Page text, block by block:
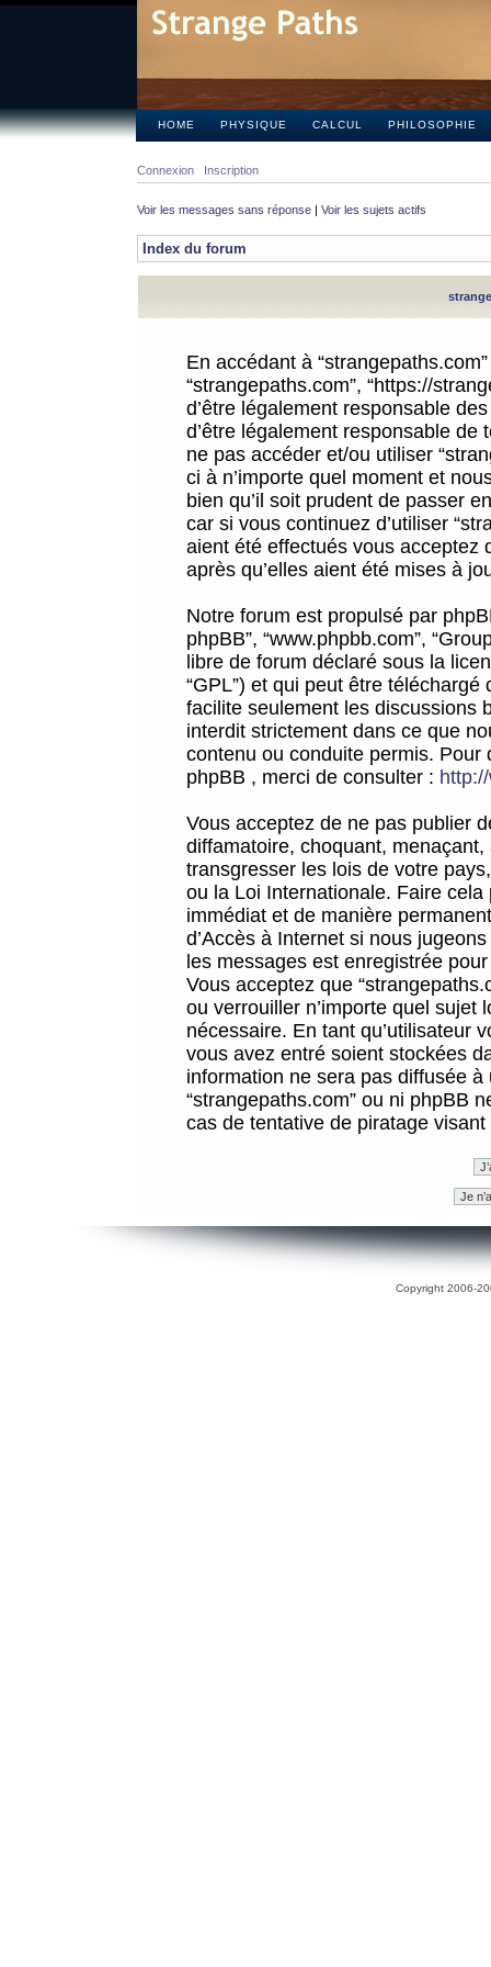
HOME PHYSIQUE CALCUL PHILOSOPHIE
Connexion Inscription
Voir les messages sans réponse | Voir les sujets actifs
Index du forum
En accédant à
“strangepaths.com”, “https://
d’être légalement responsable
d’être légalement responsable
ne pas accéder et/ou utiliser
ci à n’importe quel moment et
bien qu’il soit prudent de passer
car si vous continuez d’utiliser
aient été effectués vous acceptez
après qu’elles aient été mises à
Notre forum est propulsé par
phpBB”, “www.phpbb.com”,
libre de forum déclaré sous la
“GPL”) et qui peut être téléchargé
facilite seulement les discussions
interdit strictement dans ce que
contenu ou conduite permis.
phpBB , merci de consulter :
Vous acceptez de ne pas publier
diffamatoire, choquant,
transgresser les lois de votre
ou la Loi Internationale. Faire
immédiat et de manière
d’Accès à Internet si nous
les messages est enregistrée
Vous acceptez que
ou verrouiller n’importe quel sujet
nécessaire. En tant qu’utilisateur
vous avez entré soient stockées
information ne sera pas diffusée
“strangepaths.com” ou ni phpBB
cas de tentative de piratage
Copyright 2006-